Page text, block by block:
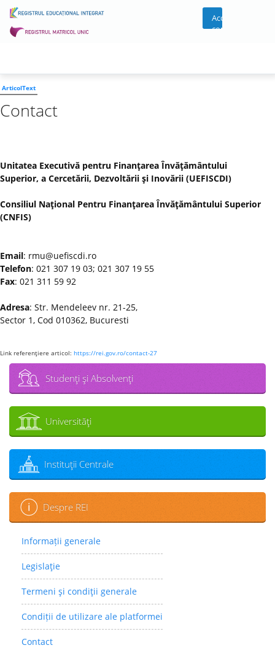
Acces
cont
ArticolText
Contact
Unitatea Executivă pentru Finanţarea Învăţământului
Superior, a Cercetării, Dezvoltării şi Inovării (UEFISCDI)
Consiliul Naţional Pentru Finanţarea Învăţământului Superior
(CNFIS)
Email: rmu@uefiscdi.ro
Telefon: 021 307 19 03; 021 307 19 55
Fax: 021 311 59 92
Adresa: Str. Mendeleev nr. 21-25,
Sector 1, Cod 010362, Bucuresti
Link referenţiere articol: https://rei.gov.ro/contact-27
Studenţi şi Absolvenţi
Universităţi
Instituţii Centrale
Despre REI
Informații generale
Legislaţie
Termeni şi condiţii generale
Condiții de utilizare ale platformei
Contact